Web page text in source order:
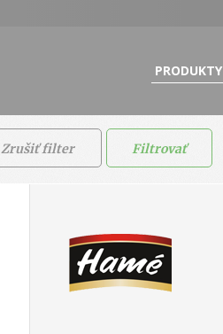
PRODUKTY
Zrušiť filter Filtrovať